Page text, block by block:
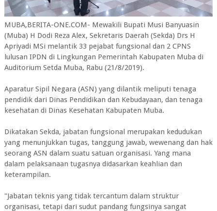
MUBA,BERITA-ONE.COM- Mewakili Bupati Musi Banyuasin
(Muba) H Dodi Reza Alex, Sekretaris Daerah (Sekda) Drs H
Apriyadi MSi melantik 33 pejabat fungsional dan 2 CPNS
lulusan IPDN di Lingkungan Pemerintah Kabupaten Muba di
Auditorium Setda Muba, Rabu (21/8/2019).
Aparatur Sipil Negara (ASN) yang dilantik meliputi tenaga
pendidik dari Dinas Pendidikan dan Kebudayaan, dan tenaga
kesehatan di Dinas Kesehatan Kabupaten Muba.
Dikatakan Sekda, jabatan fungsional merupakan kedudukan
yang menunjukkan tugas, tanggung jawab, wewenang dan hak
seorang ASN dalam suatu satuan organisasi. Yang mana
dalam pelaksanaan tugasnya didasarkan keahlian dan
keterampilan.
"Jabatan teknis yang tidak tercantum dalam struktur
organisasi, tetapi dari sudut pandang fungsinya sangat